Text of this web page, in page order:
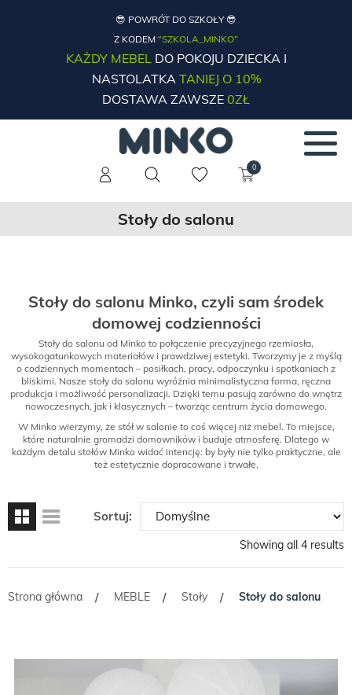
😎 POWRÓT DO SZKOŁY 😎
Z KODEM “SZKOLA_MINKO”
KAŻDY MEBELDO POKOJU DZIECKA I
NASTOLATKATANIEJ O 10%
DOSTAWA ZAWSZE 0ZŁ
0
Stoły do salonu
Stoły do salonu Minko, czyli sam środek
domowej codzienności
Stoły do salonu od Minko to połączenie precyzyjnego rzemiosła,
wysokogatunkowych materiałów i prawdziwej estetyki. Tworzymy je z myślą
o codziennych momentach – posiłkach, pracy, odpoczynku i spotkaniach z
bliskimi. Nasze stoły do salonu wyróżnia minimalistyczna forma, ręczna
produkcja i możliwość personalizacji. Dzięki temu pasują zarówno do wnętrz
nowoczesnych, jak i klasycznych – tworząc centrum życia domowego.
W Minko wierzymy, że stół w salonie to coś więcej niż mebel. To miejsce,
które naturalnie gromadzi domowników i buduje atmosferę. Dlatego w
każdym detalu stołów Minko widać intencję: by były nie tylko praktyczne, ale
też estetycznie dopracowane i trwałe.
Sortuj:
Showing all 4 results
Strona główna / MEBLE / Stoły / Stoły do salonu